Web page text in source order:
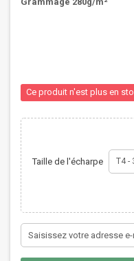
Ce produit n'est plus en
Taille de l'écharpe T4 -